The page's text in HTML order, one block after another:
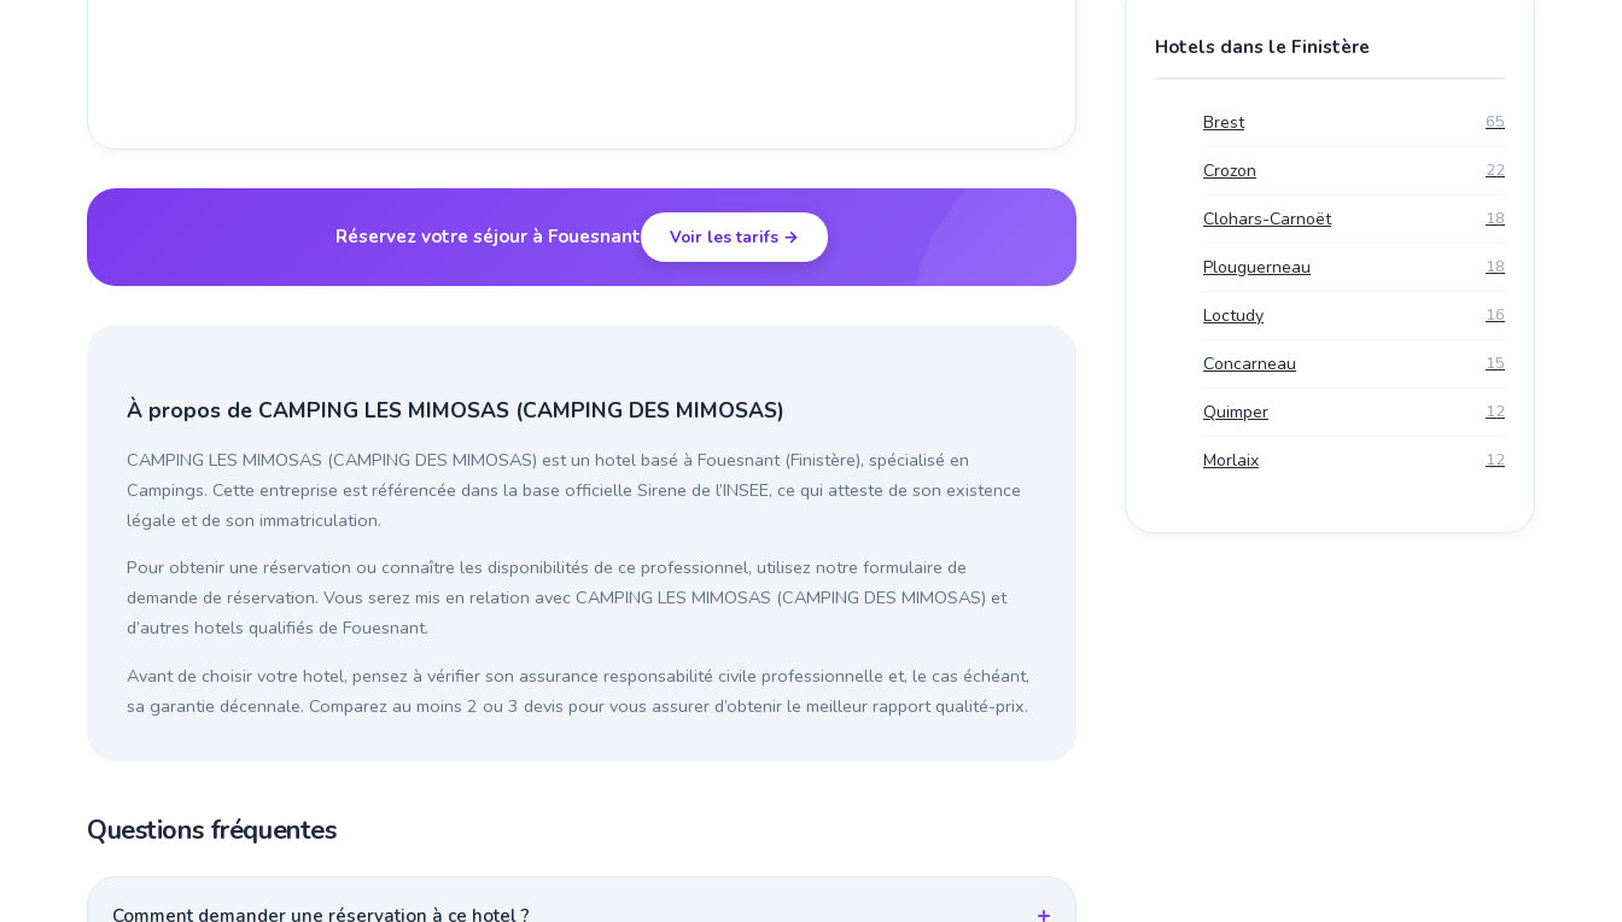
Réservez votre séjour à Fouesnant Voir les tarifs →
À propos de CAMPING LES MIMOSAS (CAMPING DES MIMOSAS)
CAMPING LES MIMOSAS (CAMPING DES MIMOSAS) est un hotel basé à Fouesnant (Finistère), spécialisé en
Campings. Cette entreprise est référencée dans la base officielle Sirene de l’INSEE, ce qui atteste de son existence
légale et de son immatriculation.
Pour obtenir une réservation ou connaître les disponibilités de ce professionnel, utilisez notre formulaire de
demande de réservation. Vous serez mis en relation avec CAMPING LES MIMOSAS (CAMPING DES MIMOSAS) et
d’autres hotels qualifiés de Fouesnant.
Avant de choisir votre hotel, pensez à vérifier son assurance responsabilité civile professionnelle et, le cas échéant,
sa garantie décennale. Comparez au moins 2 ou 3 devis pour vous assurer d’obtenir le meilleur rapport qualité-prix.
Questions fréquentes
Comment demander une réservation à ce hotel ?
Hotels dans le Finistère
Brest 65
Crozon 22
Clohars-Carnoët 18
Plouguerneau 18
Loctudy 16
Concarneau 15
Quimper 12
Morlaix 12